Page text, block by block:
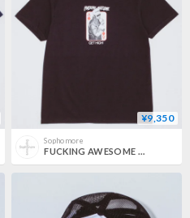
¥9,350
Sophomore
FUCKING AWESOME / x INDEPENDENT FA GET HIGH TEE / BLACK